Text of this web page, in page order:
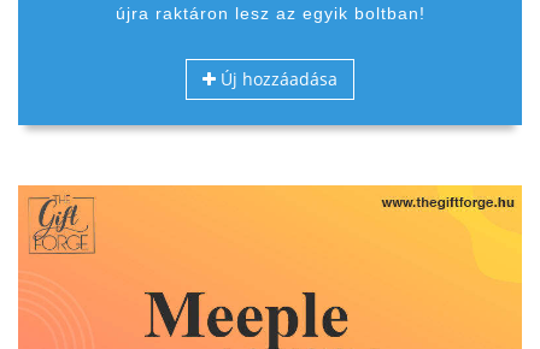
újra raktáron lesz az egyik boltban!
Új hozzáadása